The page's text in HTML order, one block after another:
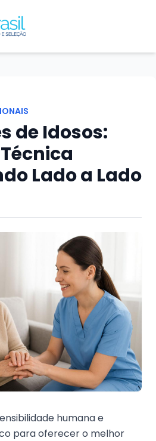
de Idosos:
Lado a Lado
humana e
para oferecer o melhor